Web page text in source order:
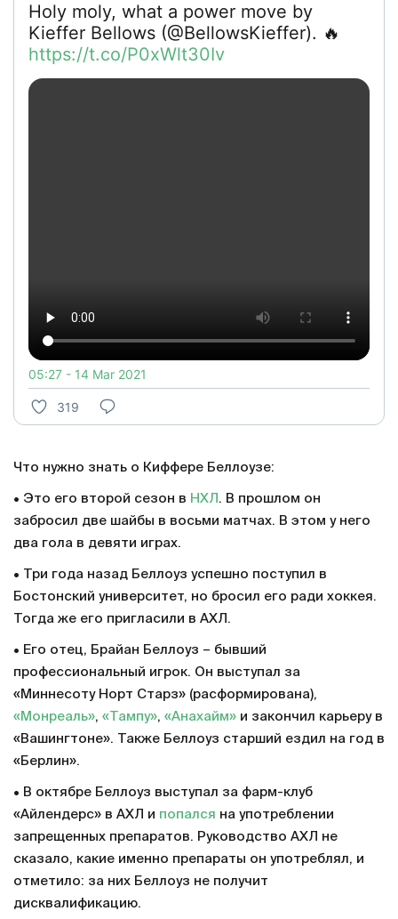
Holy moly, what a power move by
Kieffer Bellows (@BellowsKieffer). 🔥
https://t.co/P0xWlt30Iv
05:27 - 14 Mar 2021
319
Что нужно знать о Киффере Беллоузе:
• Это его второй сезон в НХЛ . В прошлом он
забросил две шайбы в восьми матчах. В этом у него
два гола в девяти играх.
• Три года назад Беллоуз успешно поступил в
Бостонский университет, но бросил его ради хоккея.
Тогда же его пригласили в АХЛ.
• Его отец, Брайан Беллоуз – бывший
профессиональный игрок. Он выступал за
«Миннесоту Норт Старз» (расформирована),
«Монреаль», «Тампу», «Анахайм» и закончил карьеру в
«Вашингтоне». Также Беллоуз старший ездил на год в
«Берлин».
• В октябре Беллоуз выступал за фарм-клуб
«Айлендерс» в АХЛ и попался на употреблении
запрещенных препаратов. Руководство АХЛ не
сказало, какие именно препараты он употреблял, и
отметило: за них Беллоуз не получит
дисквалификацию.